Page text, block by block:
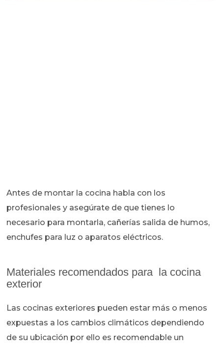
Antes de montar la cocina habla con los
profesionales y asegúrate de que tienes lo
necesario para montarla, cañerías salida de humos,
enchufes para luz o aparatos eléctricos.
Materiales recomendados para la cocina
exterior
Las cocinas exteriores pueden estar más o menos
expuestas a los cambios climáticos dependiendo
de su ubicación por ello es recomendable un